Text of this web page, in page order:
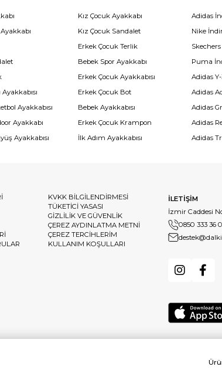
Ayakkabısı
Ayakkabı
Ayakkabısı
Kız Çocuk Ayakkabı
Kız Çocuk Sandalet
Erkek Çocuk Terlik
Bebek Spor Ayakkabı
Erkek Çocuk Ayakkabısı
Erkek Çocuk Bot
Bebek Ayakkabısı
Erkek Çocuk Krampon
İlk Adım Ayakkabısı
Adidas
Nike
Puma
Adidas
Adidas
Adidas
Adidas
Adidas
KVKK BİLGİLENDİRMESİ
TÜKETİCİ YASASI
GİZLİLİK VE GÜVENLİK
ÇEREZ AYDINLATMA METNİ
ÇEREZ TERCİHLERİM
KULLANIM KOŞULLARI
İLETİŞİM
İzmir Caddesi
0850 333 36